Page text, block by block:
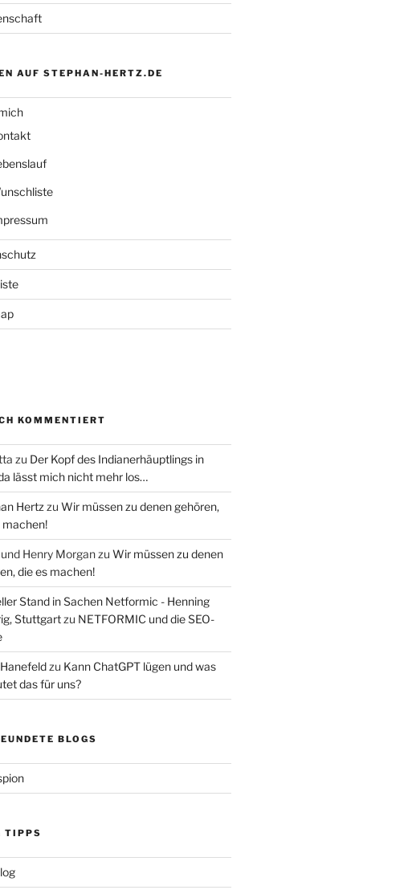
AUF STEPHAN-HERTZ.DE
KOMMENTIERT
zu Der Kopf des Indianerhäuptlings in
lässt mich nicht mehr los…
Hertz zu Wir müssen zu denen gehören,
machen!
Henry Morganzu Wir müssen zu denen
die es machen!
Stand in Sachen Netformic - Henning
Stuttgartzu NETFORMIC und die SEO-
zu Kann ChatGPT lügen und was
das für uns?
BLOGS
TIPPS